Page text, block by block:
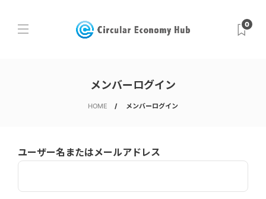
0
メンバーログイン
HOME メンバーログイン
ユーザー名またはメールアドレス